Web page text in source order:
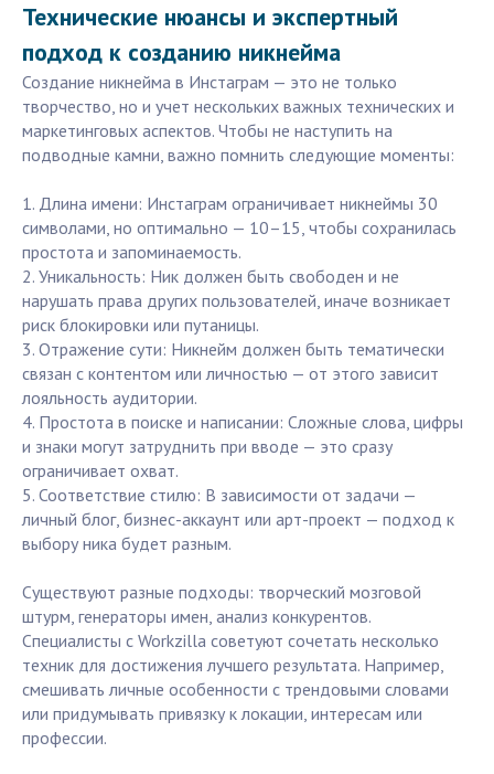
Технические нюансы и экспертный
подход к созданию никнейма
Создание никнейма в Инстаграм — это не только
творчество, но и учет нескольких важных технических и
маркетинговых аспектов. Чтобы не наступить на
подводные камни, важно помнить следующие моменты:
1. Длина имени: Инстаграм ограничивает никнеймы 30
символами, но оптимально — 10–15, чтобы сохранилась
простота и запоминаемость.
2. Уникальность: Ник должен быть свободен и не
нарушать права других пользователей, иначе возникает
риск блокировки или путаницы.
3. Отражение сути: Никнейм должен быть тематически
связан с контентом или личностью — от этого зависит
лояльность аудитории.
4. Простота в поиске и написании: Сложные слова, цифры
и знаки могут затруднить при вводе — это сразу
ограничивает охват.
5. Соответствие стилю: В зависимости от задачи —
личный блог, бизнес-аккаунт или арт-проект — подход к
выбору ника будет разным.
Существуют разные подходы: творческий мозговой
штурм, генераторы имен, анализ конкурентов.
Специалисты с Workzilla советуют сочетать несколько
техник для достижения лучшего результата. Например,
смешивать личные особенности с трендовыми словами
или придумывать привязку к локации, интересам или
профессии.